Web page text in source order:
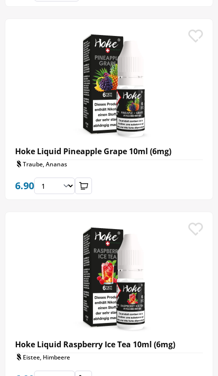
Hoke Liquid Pineapple Grape 10ml (6mg)
Traube, Ananas
6.90
Hoke Liquid Raspberry Ice Tea 10ml (6mg)
Eistee, Himbeere